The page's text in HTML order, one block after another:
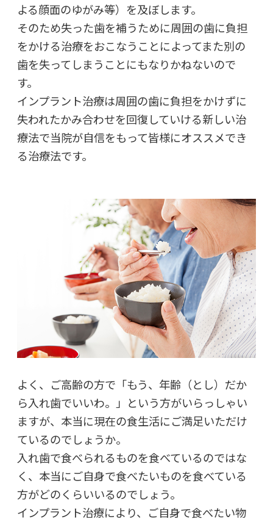
よる顔面のゆがみ等）を及ぼします。
そのため失った歯を補うために周囲の歯に負担
をかける治療をおこなうことによってまた別の
歯を失ってしまうことにもなりかねないので
す。
インプラント治療は周囲の歯に負担をかけずに
失われたかみ合わせを回復していける新しい治
療法で当院が自信をもって皆様にオススメでき
る治療法です。
よく、ご高齢の方で「もう、年齢（とし）だか
ら入れ歯でいいわ。」という方がいらっしゃい
ますが、本当に現在の食生活にご満足いただけ
ているのでしょうか。
入れ歯で食べられるものを食べているのではな
く、本当にご自身で食べたいものを食べている
方がどのくらいいるのでしょう。
インプラント治療により、ご自身で食べたい物